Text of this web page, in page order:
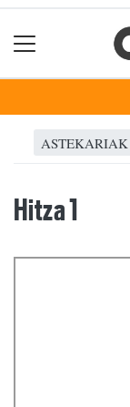
ASTEKARIAK
Hitza 1